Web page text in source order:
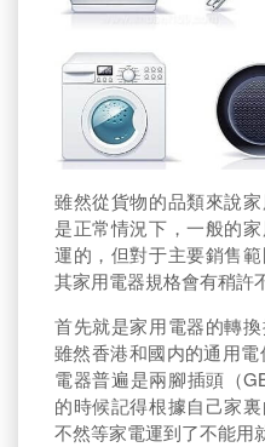
雖然從貨物的品類來說
是正常情況下，一般的
運的，但對于主要銷售
其家用電器規格會有稍許
首先就是家用電器的轉
雖然香港和國内的通用
電器普遍是兩腳插頭（
的時候記得根據自己家
不然等家電運到了不能用